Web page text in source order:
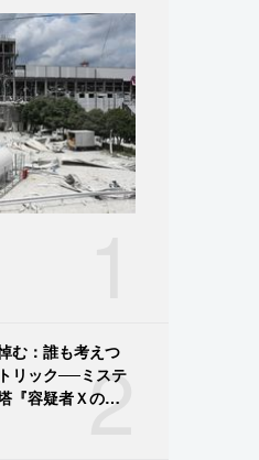
2
む：誰も考えつ
リック──ミステ
『容疑者Ｘの献